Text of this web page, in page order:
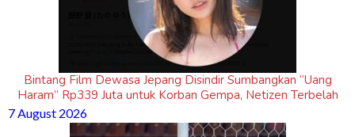
Bintang Film Dewasa Jepang Disindir Sumbangkan “Uang
Haram” Rp339 Juta untuk Korban Gempa, Netizen Terbelah
7 August 2026